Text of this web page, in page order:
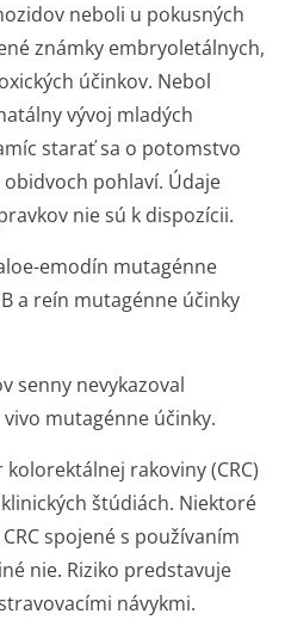
neboli u pokusných
známky embryoletálnych,
účinkov. Nebol
vývoj mladých
starať sa o potomstvo
pohlaví. Údaje
nie sú k dispozícii.
emodín mutagénne
a reín mutagénne účinky
senny nevykazoval
vivo mutagénne účinky.
rakoviny (CRC)
štúdiách. Niektoré
spojené s používaním
nie. Riziko predstavuje
návykmi.